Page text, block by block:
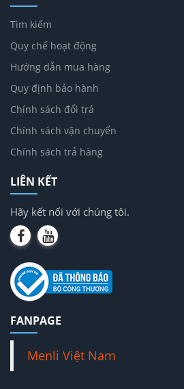
Tìm kiếm
Quy chế hoạt động
Hướng dẫn mua hàng
Quy định bảo hành
Chính sách đổi trả
Chính sách vận chuyển
Chính sách trả hàng
LIÊN KẾT
Hãy kết nối với chúng tôi.
FANPAGE
Menli Việt Nam